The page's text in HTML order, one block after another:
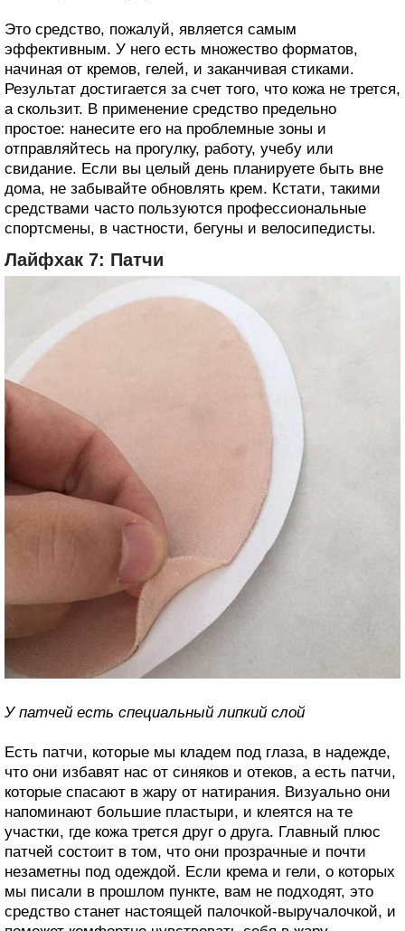
Это средство, пожалуй, является самым
эффективным. У него есть множество форматов,
начиная от кремов, гелей, и заканчивая стиками.
Результат достигается за счет того, что кожа не трется,
а скользит. В применение средство предельно
простое: нанесите его на проблемные зоны и
отправляйтесь на прогулку, работу, учебу или
свидание. Если вы целый день планируете быть вне
дома, не забывайте обновлять крем. Кстати, такими
средствами часто пользуются профессиональные
спортсмены, в частности, бегуны и велосипедисты.
Лайфхак 7: Патчи
У патчей есть специальный липкий слой
Есть патчи, которые мы кладем под глаза, в надежде,
что они избавят нас от синяков и отеков, а есть патчи,
которые спасают в жару от натирания. Визуально они
напоминают большие пластыри, и клеятся на те
участки, где кожа трется друг о друга. Главный плюс
патчей состоит в том, что они прозрачные и почти
незаметны под одеждой. Если крема и гели, о которых
мы писали в прошлом пункте, вам не подходят, это
средство станет настоящей палочкой-выручалочкой, и